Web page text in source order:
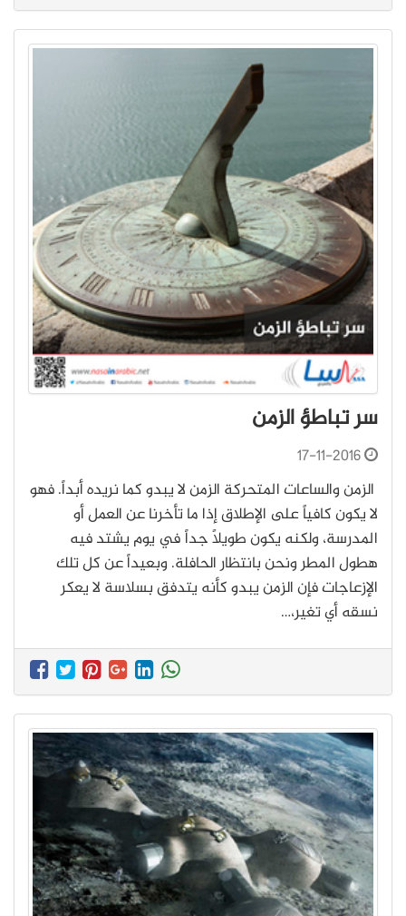
سر تباطؤ الزمن
17-11-2016
الزمن والساعات المتحركة الزمن لا يبدو كما نريده أبداً. فهو
لا يكون كافياً على الإطلاق إذا ما تأخرنا عن العمل أو
المدرسة، ولكنه يكون طويلاً جداً في يوم يشتد فيه
هطول المطر ونحن بانتظار الحافلة. وبعيداً عن كل تلك
الإزعاجات فإن الزمن يبدو كأنه يتدفق بسلاسة لا يعكر
نسقه أي تغير،…